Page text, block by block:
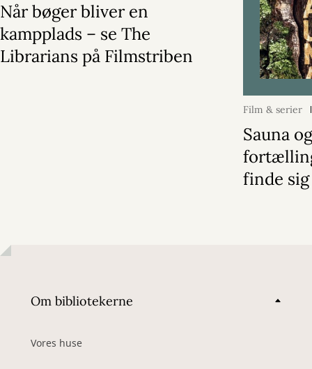
Når bøger bliver en
kampplads – se The
Librarians på Filmstriben
Film & serier
Sauna
finde
Om bibliotekerne
Vores huse